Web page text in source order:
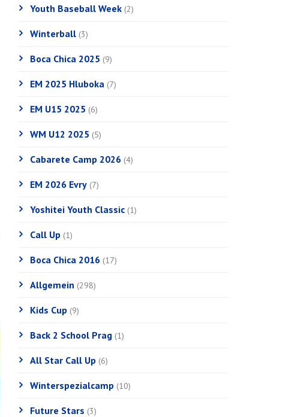
Youth Baseball Week (2)
Winterball (3)
Boca Chica 2025 (9)
EM 2025 Hluboka (7)
EM U15 2025 (6)
WM U12 2025 (5)
Cabarete Camp 2026 (4)
EM 2026 Evry (7)
Yoshitei Youth Classic (1)
Call Up (1)
Boca Chica 2016 (17)
Allgemein (298)
Kids Cup (9)
Back 2 School Prag (1)
All Star Call Up (6)
Winterspezialcamp (10)
Future Stars (3)